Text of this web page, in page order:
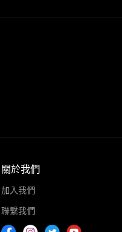
關於我們
加入我們
聯繫我們